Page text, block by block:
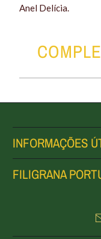
Anel Delícia.
INFORMAÇÕES
FILIGRANA